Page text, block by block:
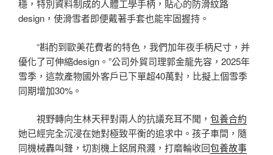
穩，特別資料制成的人體工學手柄，貼心的防滑紋路
design，使滑雪者即便戴著手套也能牢固握持。
“斟酌到歐美花費者的特色，我們加年夜手柄尺寸，并
優化了可伸縮design。”公司外貿司理郭金龍先容，2025年
雪季，這款產物國外客戶已下單超40萬對，比擬上個雪季
同期增加30%。
視野轉向生林天秤對兩人的抗議充耳不聞， 包養合約
她已經完全沉浸在她對極致平衡的追求中。孩子車間，隨
同機械轟叫聲，切割機上鋁屑飛濺，打磨輪收回包養故事